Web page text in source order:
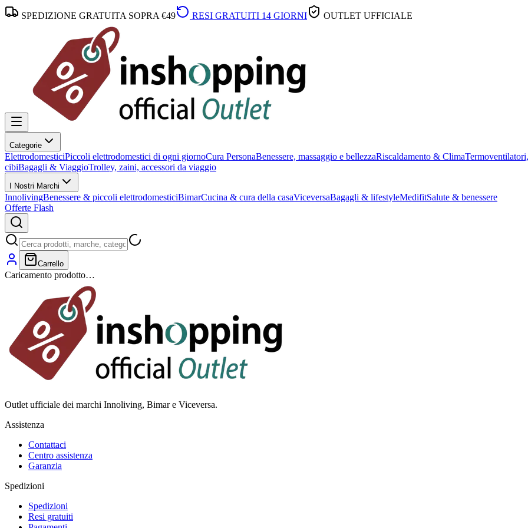
SPEDIZIONE GRATUITA SOPRA €49 RESI GRATUITI 14 GIORNI OUTLET UFFICIALE
Categorie
ElettrodomesticiPiccoli elettrodomestici di ogni giornoCura PersonaBenessere, massaggio e bellezzaRiscaldamento & Clima
cibiBagagli & ViaggioTrolley, zaini, accessori da viaggio
I Nostri Marchi
InnolivingBenessere & piccoli elettrodomesticiBimarCucina & cura della casaViceversaBagagli & lifestyleMedifitSalute & benessere
Offerte Flash
Carrello
Caricamento prodotto…
Outlet ufficiale dei marchi Innoliving, Bimar e Viceversa.
Assistenza
Contattaci
Centro assistenza
Garanzia
Spedizioni
Spedizioni
Resi gratuiti